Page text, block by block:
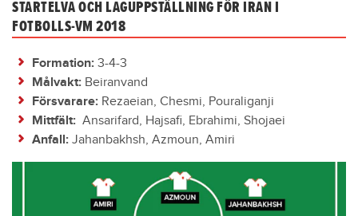
STARTELVA OCH LAGUPPSTÄLLNING FÖR IRAN I
FOTBOLLS-VM 2018
Formation: 3-4-3
Målvakt: Beiranvand
Försvarare: Rezaeian, Chesmi, Pouraliganji
Mittfält: Ansarifard, Hajsafi, Ebrahimi, Shojaei
Anfall: Jahanbakhsh, Azmoun, Amiri